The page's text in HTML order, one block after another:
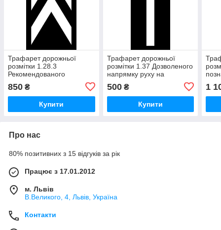
Трафарет дорожньої
розмітки 1.28.3
Рекомендованого
велосипедистів 750*1420
мм
850 ₴
Купити
Трафарет дорожньої
розмітки 1.37 Дозволеного
напрямку руху на
500*1200 мм
500₴
Купити
1
Про нас
80% позитивних з 15 відгуків за рік
Працює з 17.01.2012
м. Львів
В.Великого, 4, Львів, Україна
Контакти